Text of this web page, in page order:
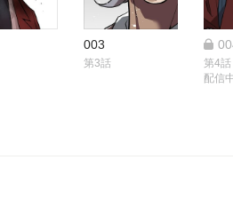
003
第3話 第4話
配信